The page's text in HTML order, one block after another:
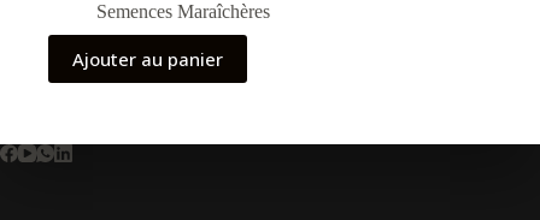
Semences Maraîchères
Ajouter au panier